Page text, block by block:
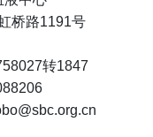
路1191号
转1847